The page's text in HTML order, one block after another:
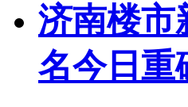
济南楼市
名今日重